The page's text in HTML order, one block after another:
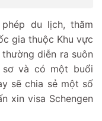
du lịch, thăm
gia thuộc Khu vực
diễn ra suôn
và có một buổi
sẽ chia sẻ một số
xin visa Schengen